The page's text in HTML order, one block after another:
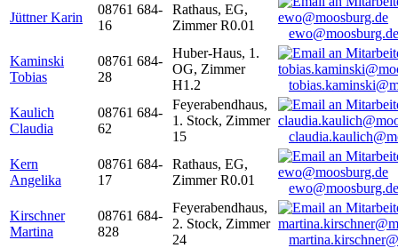
Jüttner Karin
08761 684-
16
Rathaus, EG,
Zimmer R0.01
ewo@moosburg.de
Kaminski
Tobias
08761 684-
28
Huber-Haus, 1.
OG, Zimmer
H1.2
Kaulich
Claudia
08761 684-
62
Feyerabendhaus,
1. Stock, Zimmer
15
Kern
Angelika
08761 684-
17
Rathaus, EG,
Zimmer R0.01
ewo@moosburg.de
Kirschner
Martina
08761 684-
828
Feyerabendhaus,
2. Stock, Zimmer
24